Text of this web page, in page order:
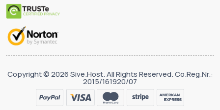
Copyright © 2026 Sive.Host. All Rights Reserved. Co.Reg.Nr.:
2015/161920/07